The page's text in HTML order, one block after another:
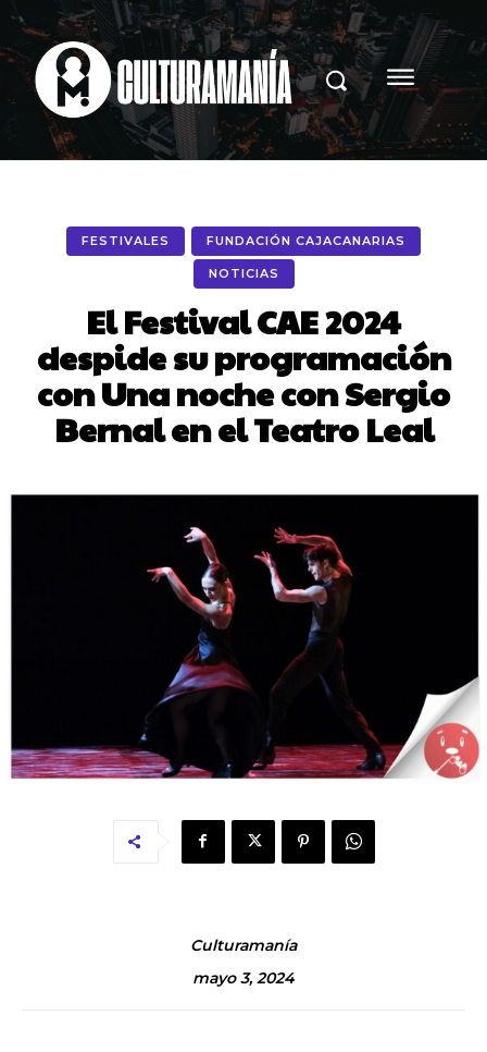
FESTIVALES FUNDACIÓN CAJACANARIAS
NOTICIAS
El Festival CAE 2024
despide su programación
con Una noche con Sergio
Bernal en el Teatro Leal
Culturamanía
mayo 3, 2024